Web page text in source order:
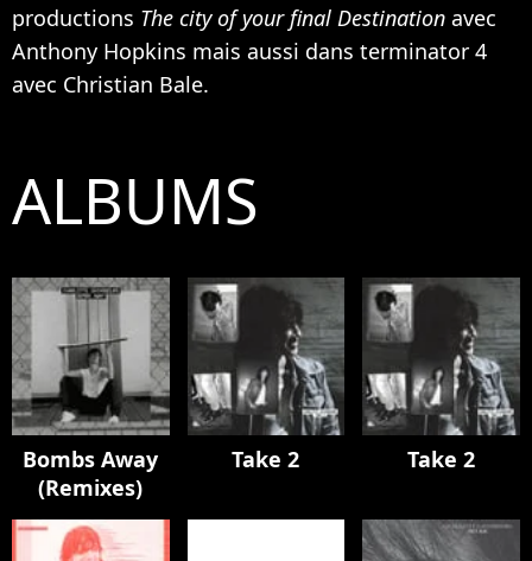
productions The city of your final Destination avec
Anthony Hopkins mais aussi dans terminator 4
avec Christian Bale.
ALBUMS
Bombs Away
(Remixes)
Take 2 Take 2